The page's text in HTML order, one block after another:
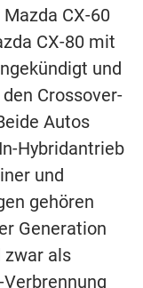
CX-60
CX-80 mit
und
Crossover-
Autos
Hybridantrieb
und
gehören
Generation
zwar als